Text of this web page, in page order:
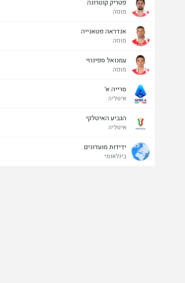
פטריק קוטרונה
מונזה
אנדראה פטאנייה
מונזה
עמנואל ספינוזי
מונזה
סרייה א'
איטליה
הגביע האיטלקי
איטליה
ידידות מועדונים
בינלאומי